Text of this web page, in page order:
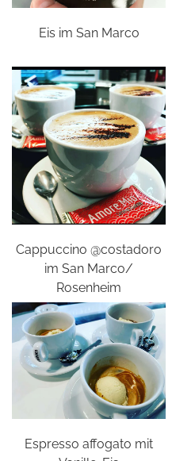
Eis im San Marco
Cappuccino @costadoro
im San Marco/
Rosenheim
Espresso affogato mit